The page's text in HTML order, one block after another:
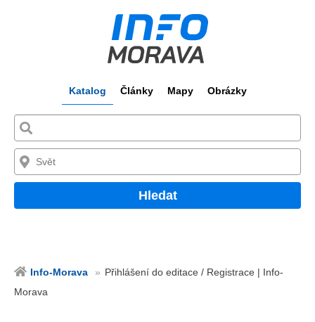
Katalog Články Mapy Obrázky
Hledat
Info-Morava
Přihlášení do editace / Registrace | Info-
Morava